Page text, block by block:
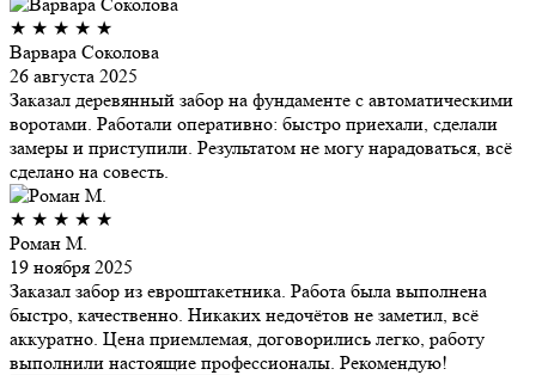
★ ★ ★ ★ ★
Варвара Соколова
26 августа 2025
Заказал деревянный забор на фундаменте с автоматическими
воротами. Работали оперативно: быстро приехали, сделали
замеры и приступили. Результатом не могу нарадоваться, всё
сделано на совесть.
★ ★ ★ ★ ★
Роман М.
19 ноября 2025
Заказал забор из евроштакетника. Работа была выполнена
быстро, качественно. Никаких недочётов не заметил, всё
аккуратно. Цена приемлемая, договорились легко, работу
выполнили настоящие профессионалы. Рекомендую!